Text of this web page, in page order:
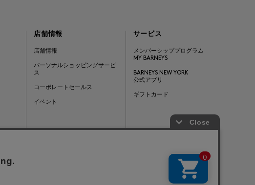
店舗情報
店舗情報
パーソナルショッピングサービ
ス
コーポレートセールス
イベント
サービス
メンバーシッププログラム
MY BARNEYS
BARNEYS NEW YORK
公式アプリ
ギフトカード